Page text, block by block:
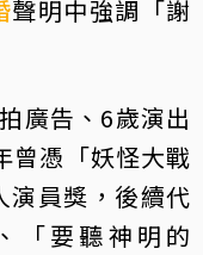
聲明中強調「謝
廣告、6歲演出
曾憑「妖怪大戰
演員獎，後續代
「要聽神明的